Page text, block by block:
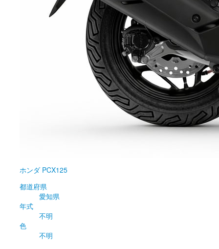
ホンダ PCX125
都道府県
愛知県
年式
不明
色
不明